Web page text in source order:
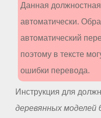
Данная
автоматически.
автоматический
поэтому в тексте
ошибки перевода.
Инструкция для
деревянных моделей